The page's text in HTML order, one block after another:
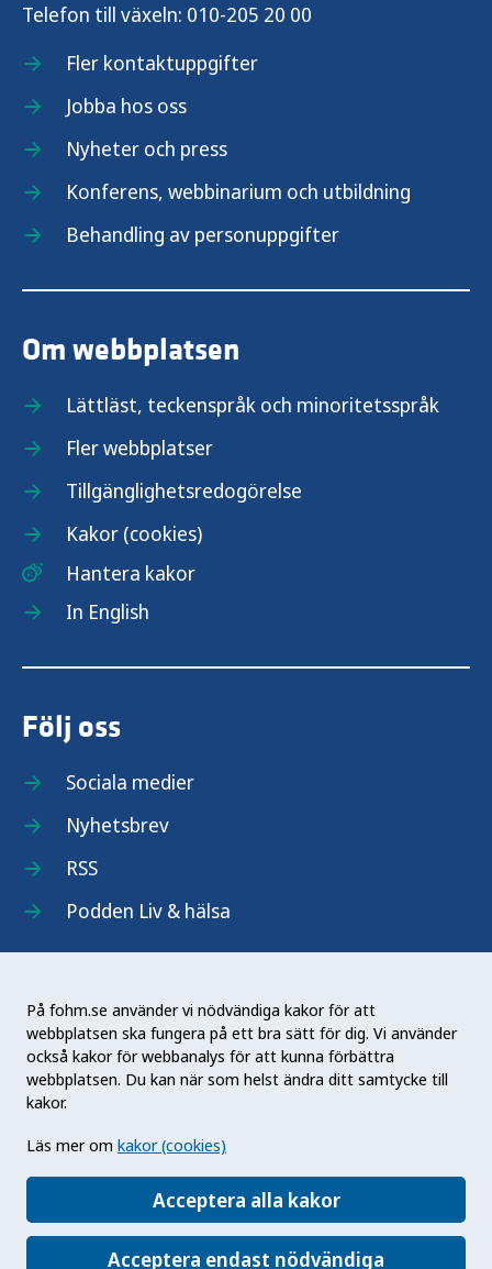
På fohm.se använder vi nödvändiga kakor för att
webbplatsen ska fungera på ett bra sätt för dig. Vi använder
också kakor för webbanalys för att kunna förbättra
webbplatsen. Du kan när som helst ändra ditt samtycke till
kakor.
Läs mer om kakor (cookies)
Acceptera alla kakor
Acceptera endast nödvändiga
Telefon till växeln: 010-205 20 00
Fler kontaktuppgifter
Jobba hos oss
Nyheter och press
Konferens, webbinarium och utbildning
Behandling av personuppgifter
Om webbplatsen
Lättläst, teckenspråk och minoritetsspråk
Fler webbplatser
Tillgänglighetsredogörelse
Kakor (cookies)
Hantera kakor
In English
Följ oss
Sociala medier
Nyhetsbrev
RSS
Podden Liv & hälsa
Folkhälsomyndigheten (Fohm) är en nationell
kunskapsmyndighet som arbetar för en bättre
folkhälsa. Det gör myndigheten genom att
främja hälsa, förebygga ohälsa och skydda mot
hälsohot. Vår vision är en folkhälsa som stärker
samhällets utveckling.